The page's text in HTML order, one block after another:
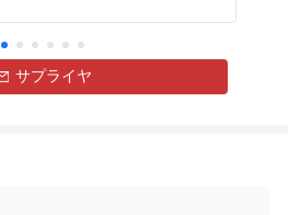
サプライヤ